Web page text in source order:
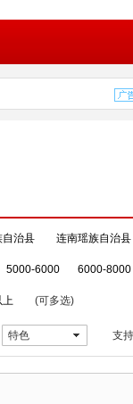
自治县 连南瑶族自治县
5000-6000 6000-8000
上 (可多选)
特色 支